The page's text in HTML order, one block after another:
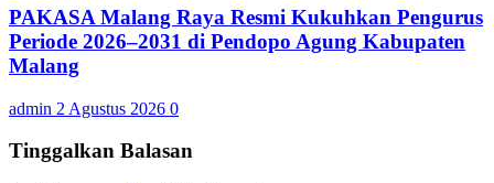
PAKASA Malang Raya Resmi Kukuhkan Pengurus
Periode 2026–2031 di Pendopo Agung Kabupaten
Malang
admin 2 Agustus 2026 0
Tinggalkan Balasan